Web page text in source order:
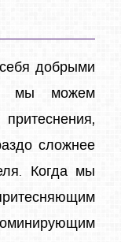
добрыми
мы можем
сложнее
Когда мы